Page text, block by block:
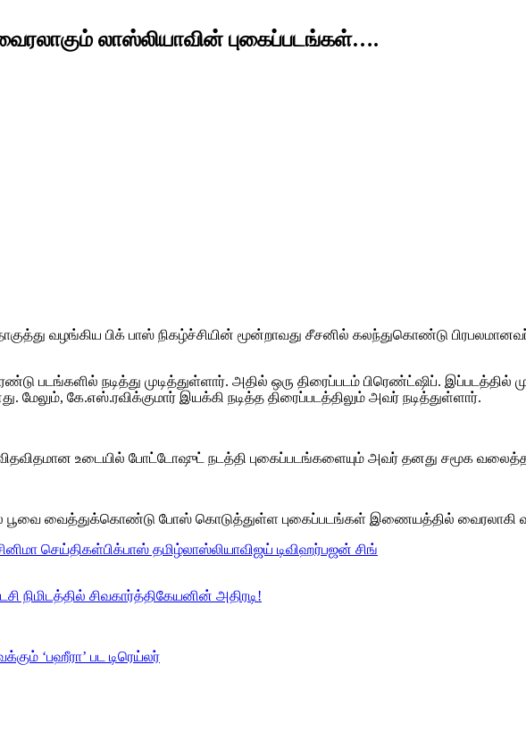
லாஸ்லியாவின் புகைப்படங்கள்….
வழங்கிய பிக் பாஸ் நிகழ்ச்சியின் மூன்றாவது சீசனில் கலந்துகொண்டு
படங்களில் நடித்து முடித்துள்ளார். அதில் ஒரு திரைப்படம் பிரெண்ட்ஷிப்.
மேலும், கே.எஸ்.ரவிக்குமார் இயக்கி நடித்த திரைப்படத்திலும் அவர் நடித்துள்ளார்.
உடையில் போட்டோஷுட் நடத்தி புகைப்படங்களையும் அவர் தனது சமூக
பூவை வைத்துக்கொண்டு போஸ் கொடுத்துள்ள புகைப்படங்கள் இணையத்தில் வைரலாகி
செய்திகள்பிக்பாஸ் தமிழ்லாஸ்லியாவிஜய் டிவிஹர்பஜன் சிங்
நிமிடத்தில் சிவகார்த்திகேயனின் அதிரடி!
‘பஹீரா’ பட டிரெய்லர்